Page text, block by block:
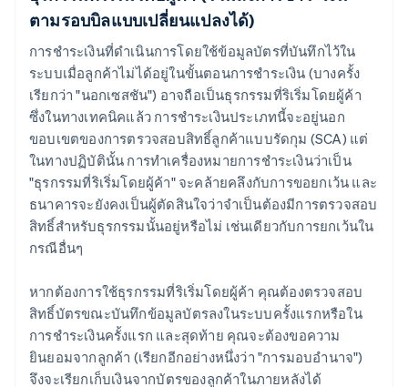
ตามรอบบิลแบบเปลี่ยนแปลงได้)
การชำระเงินที่ดำเนินการโดยใช้ข้อมูลบัตรที่บันทึกไว้ใน
ระบบเมื่อลูกค้าไม่ได้อยู่ในขั้นตอนการชำระเงิน (บางครั้ง
เรียกว่า "นอกเซสชัน") อาจถือเป็นธุรกรรมที่ริเริ่มโดยผู้ค้า
ซึ่งในทางเทคนิคแล้ว การชำระเงินประเภทนี้จะอยู่นอก
ขอบเขตของการตรวจสอบสิทธิ์ลูกค้าแบบรัดกุม (SCA) แต่
ในทางปฏิบัตินั้น การทำเครื่องหมายการชำระเงินว่าเป็น
"ธุรกรรมที่ริเริ่มโดยผู้ค้า" จะคล้ายคลึงกับการขอยกเว้น และ
ธนาคารจะยังคงเป็นผู้ตัดสินใจว่าจำเป็นต้องมีการตรวจสอบ
สิทธิ์สำหรับธุรกรรมนั้นอยู่หรือไม่ เช่นเดียวกับการยกเว้นใน
กรณีอื่นๆ
หากต้องการใช้ธุรกรรมที่ริเริ่มโดยผู้ค้า คุณต้องตรวจสอบ
สิทธิ์บัตรขณะบันทึกข้อมูลบัตรลงในระบบครั้งแรกหรือใน
การชำระเงินครั้งแรก และสุดท้าย คุณจะต้องขอความ
ยินยอมจากลูกค้า (เรียกอีกอย่างหนึ่งว่า "การมอบอำนาจ")
จึงจะเรียกเก็บเงินจากบัตรของลูกค้าในภายหลังได้